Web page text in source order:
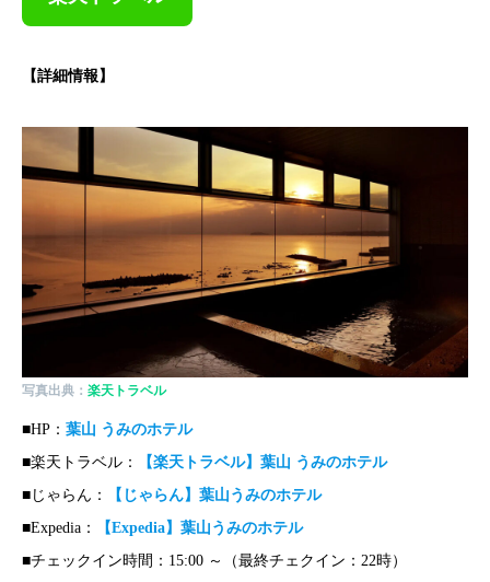
【詳細情報】
写真出典： 楽天トラベル
■HP： 葉山 うみのホテル
■楽天トラベル：
【楽天トラベル】葉山 うみのホテル
■じゃらん：
【じゃらん】葉山うみのホテル
■Expedia：
【Expedia】葉山うみのホテル
■チェックイン時間：15:00 ～（最終チェクイン：22時）